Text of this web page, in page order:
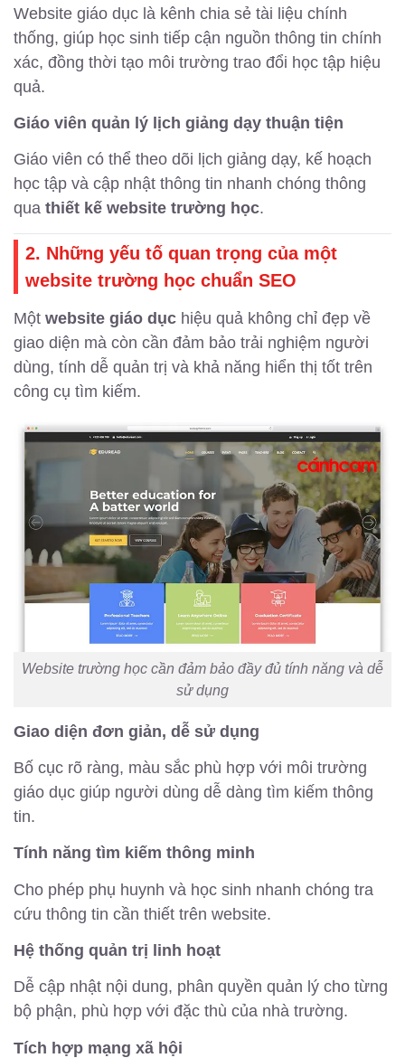
Website giáo dục là kênh chia sẻ tài liệu chính
thống, giúp học sinh tiếp cận nguồn thông tin chính
xác, đồng thời tạo môi trường trao đổi học tập hiệu
quả.
Giáo viên quản lý lịch giảng dạy thuận tiện
Giáo viên có thể theo dõi lịch giảng dạy, kế hoạch
học tập và cập nhật thông tin nhanh chóng thông
qua thiết kế website trường học.
2. Những yếu tố quan trọng của một
website trường học chuẩn SEO
Một website giáo dục hiệu quả không chỉ đẹp về
giao diện mà còn cần đảm bảo trải nghiệm người
dùng, tính dễ quản trị và khả năng hiển thị tốt trên
công cụ tìm kiếm.
Website trường học cần đảm bảo đầy đủ tính năng và dễ
sử dụng
Giao diện đơn giản, dễ sử dụng
Bố cục rõ ràng, màu sắc phù hợp với môi trường
giáo dục giúp người dùng dễ dàng tìm kiếm thông
tin.
Tính năng tìm kiếm thông minh
Cho phép phụ huynh và học sinh nhanh chóng tra
cứu thông tin cần thiết trên website.
Hệ thống quản trị linh hoạt
Dễ cập nhật nội dung, phân quyền quản lý cho từng
bộ phận, phù hợp với đặc thù của nhà trường.
Tích hợp mạng xã hội